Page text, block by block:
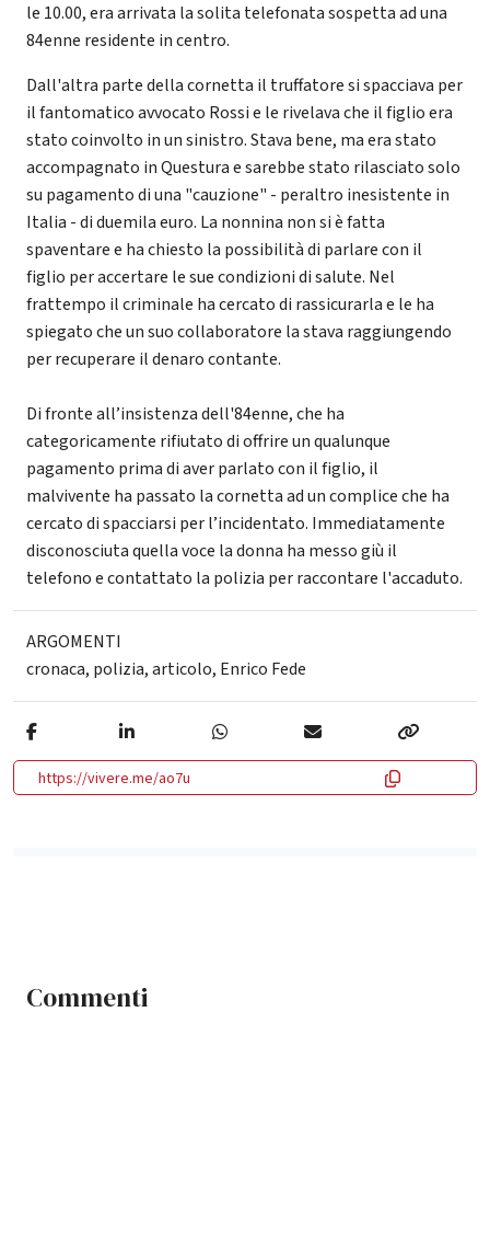
le 10.00, era arrivata la solita telefonata sospetta ad una
84enne residente in centro.
Dall'altra parte della cornetta il truffatore si spacciava per
il fantomatico avvocato Rossi e le rivelava che il figlio era
stato coinvolto in un sinistro. Stava bene, ma era stato
accompagnato in Questura e sarebbe stato rilasciato solo
su pagamento di una "cauzione" - peraltro inesistente in
Italia - di duemila euro. La nonnina non si è fatta
spaventare e ha chiesto la possibilità di parlare con il
figlio per accertare le sue condizioni di salute. Nel
frattempo il criminale ha cercato di rassicurarla e le ha
spiegato che un suo collaboratore la stava raggiungendo
per recuperare il denaro contante.
Di fronte all’insistenza dell'84enne, che ha
categoricamente rifiutato di offrire un qualunque
pagamento prima di aver parlato con il figlio, il
malvivente ha passato la cornetta ad un complice che ha
cercato di spacciarsi per l’incidentato. Immediatamente
disconosciuta quella voce la donna ha messo giù il
telefono e contattato la polizia per raccontare l'accaduto.
ARGOMENTI
cronaca, polizia,articolo, Enrico Fede
https://vivere.me/ao7u
Commenti